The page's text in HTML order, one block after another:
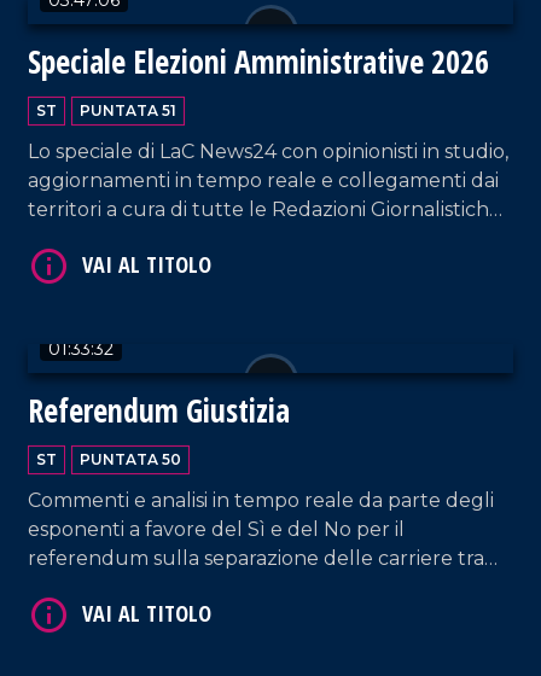
Speciale Elezioni Amministrative 2026
ST PUNTATA 51
Lo speciale di LaC News24 con opinionisti in studio,
aggiornamenti in tempo reale e collegamenti dai
territori a cura di tutte le Redazioni Giornalistiche
01:33:32
Referendum Giustizia
ST PUNTATA 50
Commenti e analisi in tempo reale da parte degli
esponenti a favore del Sì e del No per il
referendum sulla separazione delle carriere tra
Consiglio Superiore della Magistratura.
VAI AL TITOLO
VAI AL TITOLO
VAI AL TITOLO